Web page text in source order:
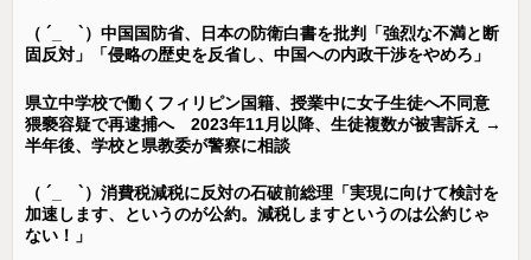
（ ´_ゝ`）中国国防省、日本の防衛白書を批判「強烈な不満と断
固反対」「侵略の歴史を反省し、中国への内政干渉をやめろ」
県立中学校で働くフィリピン国籍、授業中に女子生徒へ不同意
猥褻容疑で再逮捕へ 2023年11月以降、生徒複数が被害訴え →
半年後、学校と県教委が警察に相談
（ ´_ゝ`）消費税減税に反対の石破前総理「実現に向けて検討を
加速します、というのが公約。減税しますというのは公約じゃ
ない！」